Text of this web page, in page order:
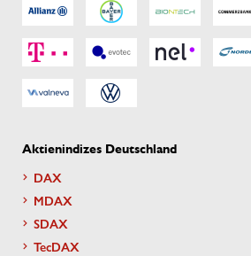
Aktienindizes Deutschland
DAX
MDAX
SDAX
TecDAX